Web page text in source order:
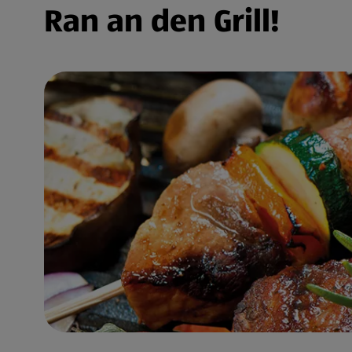
Ran an den Grill!